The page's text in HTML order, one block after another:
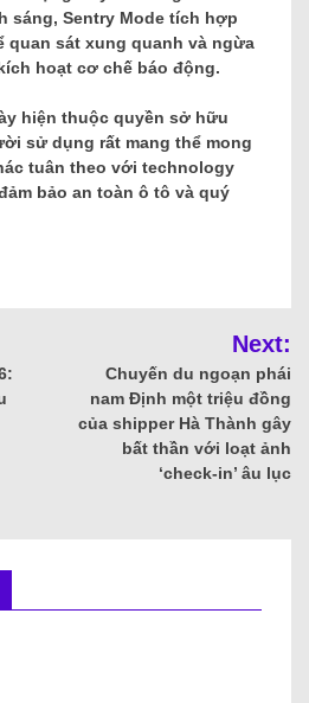
sáng, Sentry Mode tích hợp
quan sát xung quanh và ngừa
hoạt cơ chế báo động.
hiện thuộc quyền sở hữu
sử dụng rất mang thể mong
tuân theo với technology
bảo an toàn ô tô và quý
Next:
Chuyến du ngoạn phái
nam Định một triệu đồng
của shipper Hà Thành gây
bất thần với loạt ảnh
‘check-in’ âu lục